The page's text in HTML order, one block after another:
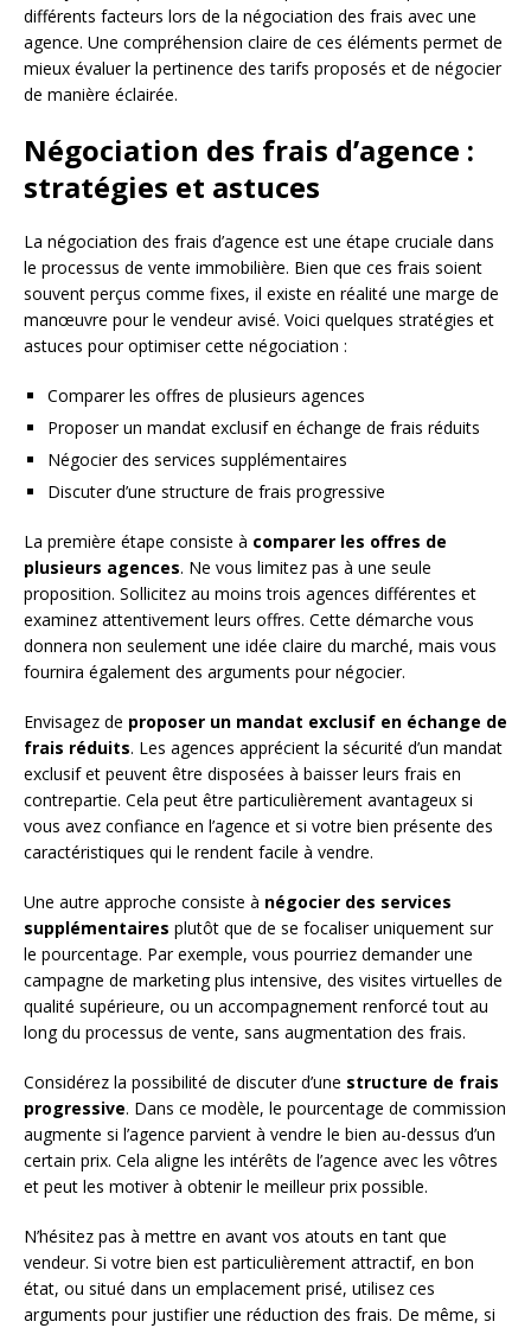
différents facteurs lors de la négociation des frais avec une
agence. Une compréhension claire de ces éléments permet de
mieux évaluer la pertinence des tarifs proposés et de négocier
de manière éclairée.
Négociation des frais d’agence :
stratégies et astuces
La négociation des frais d’agence est une étape cruciale dans
le processus de vente immobilière. Bien que ces frais soient
souvent perçus comme fixes, il existe en réalité une marge de
manœuvre pour le vendeur avisé. Voici quelques stratégies et
astuces pour optimiser cette négociation :
Comparer les offres de plusieurs agences
Proposer un mandat exclusif en échange de frais réduits
Négocier des services supplémentaires
Discuter d’une structure de frais progressive
La première étape consiste à comparer les offres de
plusieurs agences. Ne vous limitez pas à une seule
proposition. Sollicitez au moins trois agences différentes et
examinez attentivement leurs offres. Cette démarche vous
donnera non seulement une idée claire du marché, mais vous
fournira également des arguments pour négocier.
Envisagez de proposer un mandat exclusif en échange de
frais réduits. Les agences apprécient la sécurité d’un mandat
exclusif et peuvent être disposées à baisser leurs frais en
contrepartie. Cela peut être particulièrement avantageux si
vous avez confiance en l’agence et si votre bien présente des
caractéristiques qui le rendent facile à vendre.
Une autre approche consiste à négocier des services
supplémentaires plutôt que de se focaliser uniquement sur
le pourcentage. Par exemple, vous pourriez demander une
campagne de marketing plus intensive, des visites virtuelles de
qualité supérieure, ou un accompagnement renforcé tout au
long du processus de vente, sans augmentation des frais.
Considérez la possibilité de discuter d’une structure de frais
progressive. Dans ce modèle, le pourcentage de commission
augmente si l’agence parvient à vendre le bien au-dessus d’un
certain prix. Cela aligne les intérêts de l’agence avec les vôtres
et peut les motiver à obtenir le meilleur prix possible.
N’hésitez pas à mettre en avant vos atouts en tant que
vendeur. Si votre bien est particulièrement attractif, en bon
état, ou situé dans un emplacement prisé, utilisez ces
arguments pour justifier une réduction des frais. De même, si